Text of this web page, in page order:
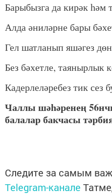
Барыбызга да кирәк һәм
Алда әниләрне бары
Гел шатланып яшәгез
Без бәхетле, таянырлык
Кадерлеләребез тик сез
Чаллы шәһәренең
балалар бакчасы
Следите за самым
Telegram-канале